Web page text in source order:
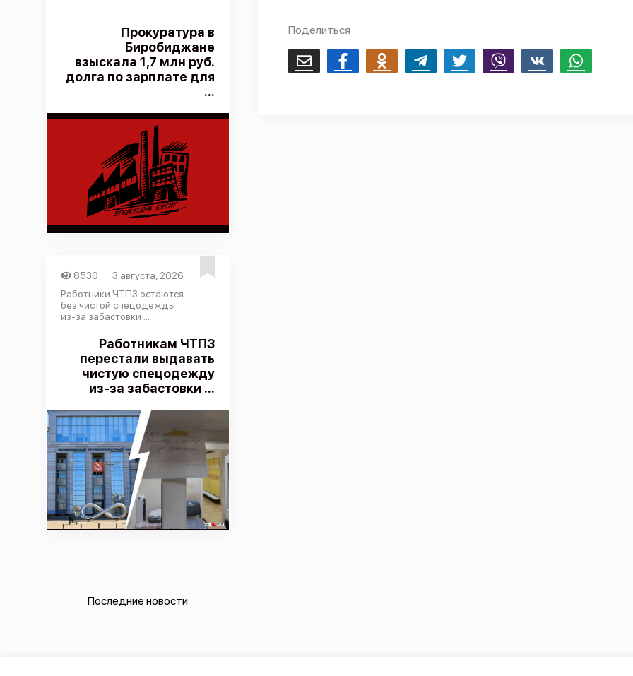
Прокуратура в
Биробиджане
взыскала 1,7 млн руб.
долга по зарплате для
...
8530
3 августа, 2026
Работники ЧТПЗ остаются
без чистой спецодежды
из-за забастовки ...
Работникам ЧТПЗ
перестали выдавать
чистую спецодежду
из-за забастовки ...
Последние новости
Поделиться
Email FacebookOdnoklassnikiTelegram Twitter Viber Whatsapp